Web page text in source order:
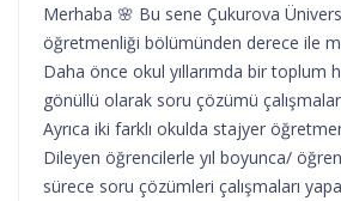
Merhaba 🌸 Bu sene Çukurova
öğretmenliği bölümünden derece ile
Daha önce okul yıllarımda bir toplum
gönüllü olarak soru çözümü
Ayrıca iki farklı okulda stajyer
Dileyen öğrencilerle yıl boyunca/
sürece soru çözümleri çalışmaları